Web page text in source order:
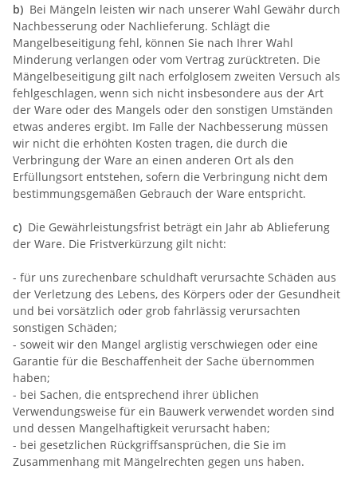
b) Bei Mängeln leisten wir nach unserer Wahl Gewähr durch
Nachbesserung oder Nachlieferung. Schlägt die
Mangelbeseitigung fehl, können Sie nach Ihrer Wahl
Minderung verlangen oder vom Vertrag zurücktreten. Die
Mängelbeseitigung gilt nach erfolglosem zweiten Versuch als
fehlgeschlagen, wenn sich nicht insbesondere aus der Art
der Ware oder des Mangels oder den sonstigen Umständen
etwas anderes ergibt. Im Falle der Nachbesserung müssen
wir nicht die erhöhten Kosten tragen, die durch die
Verbringung der Ware an einen anderen Ort als den
Erfüllungsort entstehen, sofern die Verbringung nicht dem
bestimmungsgemäßen Gebrauch der Ware entspricht.
c) Die Gewährleistungsfrist beträgt ein Jahr ab Ablieferung
der Ware. Die Fristverkürzung gilt nicht:
- für uns zurechenbare schuldhaft verursachte Schäden aus
der Verletzung des Lebens, des Körpers oder der Gesundheit
und bei vorsätzlich oder grob fahrlässig verursachten
sonstigen Schäden;
- soweit wir den Mangel arglistig verschwiegen oder eine
Garantie für die Beschaffenheit der Sache übernommen
haben;
- bei Sachen, die entsprechend ihrer üblichen
Verwendungsweise für ein Bauwerk verwendet worden sind
und dessen Mangelhaftigkeit verursacht haben;
- bei gesetzlichen Rückgriffsansprüchen, die Sie im
Zusammenhang mit Mängelrechten gegen uns haben.